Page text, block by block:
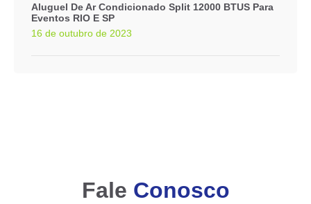
Aluguel De Ar Condicionado Split 12000 BTUS Para
Eventos RIO E SP
16 de outubro de 2023
Fale Conosco